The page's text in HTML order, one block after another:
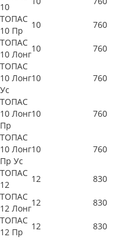
10
ТОПАС
10 Пр
10 760
ТОПАС
10 Лонг
10 760
ТОПАС
10 Лонг
Ус
10 760
ТОПАС
10 Лонг
Пр
10 760
ТОПАС
10 Лонг
Пр Ус
10 760
ТОПАС
12
12 830
ТОПАС
12 Лонг
12 830
ТОПАС
12 Пр
12 830